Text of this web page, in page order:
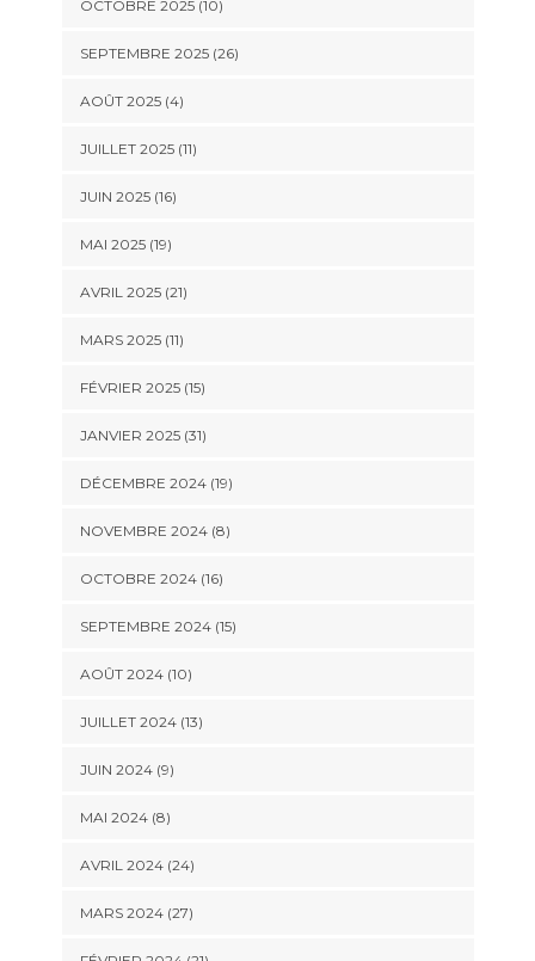
OCTOBRE 2025 (10)
SEPTEMBRE 2025 (26)
AOÛT 2025 (4)
JUILLET 2025 (11)
JUIN 2025 (16)
MAI 2025 (19)
AVRIL 2025 (21)
MARS 2025 (11)
FÉVRIER 2025 (15)
JANVIER 2025 (31)
DÉCEMBRE 2024 (19)
NOVEMBRE 2024 (8)
OCTOBRE 2024 (16)
SEPTEMBRE 2024 (15)
AOÛT 2024 (10)
JUILLET 2024 (13)
JUIN 2024 (9)
MAI 2024 (8)
AVRIL 2024 (24)
MARS 2024 (27)